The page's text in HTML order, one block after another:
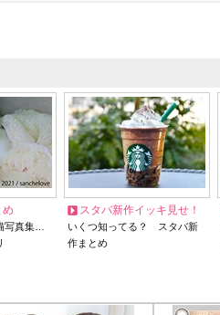
め
写真集…
スタバ新作イッキ見せ！
いくつ知ってる？ スタバ新
作まとめ